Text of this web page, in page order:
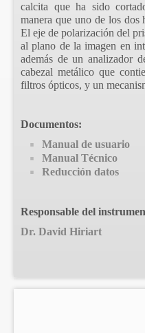
calcita que ha sido
manera que uno de los dos
El eje de polarización del
al plano de la imagen en
además de un analizador
cabezal metálico que
filtros ópticos, y un
Documentos:
Manual de usuario
Manual Técnico
Reducción datos
Responsable del
Dr. David Hiriart